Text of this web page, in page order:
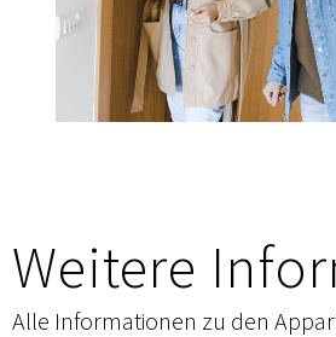
Weitere
Alle Informationen zu den